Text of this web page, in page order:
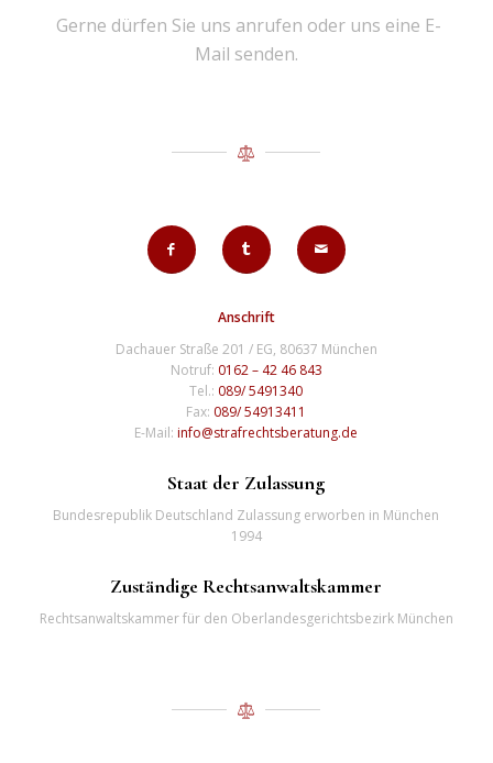
Gerne dürfen Sie uns anrufen oder uns eine E-
Mail senden.
Anschrift
Dachauer Straße 201 / EG, 80637 München
Notruf: 0162 – 42 46 843
Tel.: 089/ 5491340
Fax: 089/ 54913411
E-Mail:info@strafrechtsberatung.de
Staat der Zulassung
Bundesrepublik Deutschland Zulassung erworben in München
1994
Zuständige Rechtsanwaltskammer
Rechtsanwaltskammer für den Oberlandesgerichtsbezirk München